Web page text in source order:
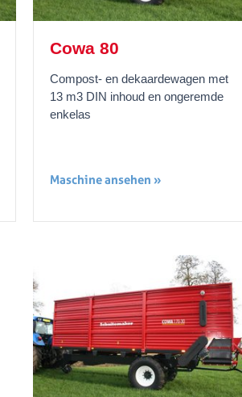
Cowa 80
Compost- en dekaardewagen met
13 m3 DIN inhoud en ongeremde
enkelas
Maschine ansehen »